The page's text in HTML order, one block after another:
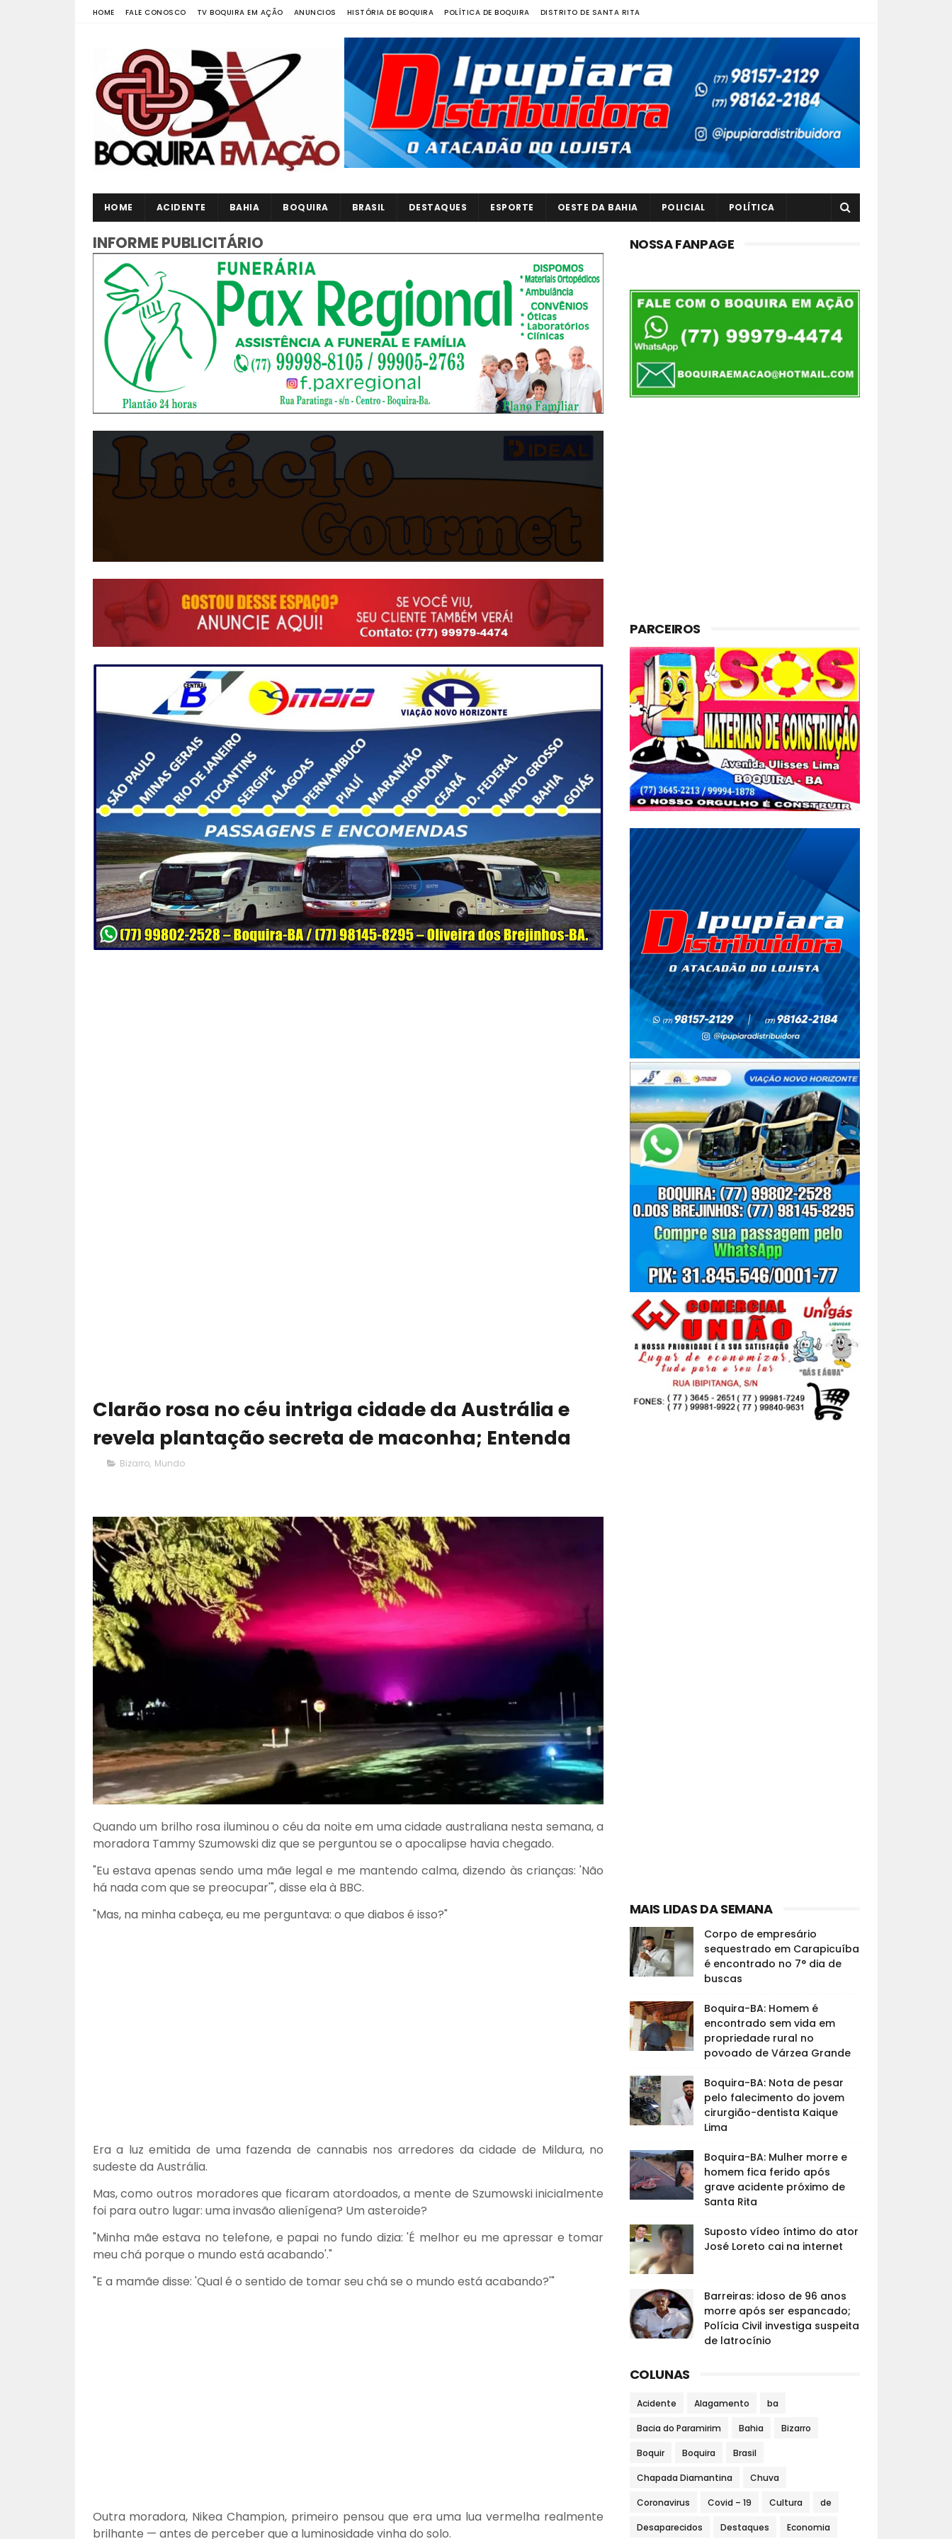
HOME FALE CONOSCO TV BOQUIRA EM AÇÃO ANUNCIOS HISTÓRIA DE BOQUIRA POLÍTICA DE BOQUIRA DISTRITO DE SANTA RITA
HOME ACIDENTE BAHIA BOQUIRA BRASIL DESTAQUES ESPORTE OESTE DA BAHIA POLICIAL POLÍTICA
INFORME PUBLICITÁRIO
Clarão rosa no céu intriga cidade da Austrália e
revela plantação secreta de maconha; Entenda
Bizarro, Mundo
Quando um brilho rosa iluminou o céu da noite em uma cidade australiana nesta semana, a
moradora Tammy Szumowski diz que se perguntou se o apocalipse havia chegado.
"Eu estava apenas sendo uma mãe legal e me mantendo calma, dizendo às crianças: 'Não
há nada com que se preocupar'", disse ela à BBC.
"Mas, na minha cabeça, eu me perguntava: o que diabos é isso?"
Era a luz emitida de uma fazenda de cannabis nos arredores da cidade de Mildura, no
sudeste da Austrália.
Mas, como outros moradores que ficaram atordoados, a mente de Szumowski inicialmente
foi para outro lugar: uma invasão alienígena? Um asteroide?
"Minha mãe estava no telefone, e papai no fundo dizia: 'É melhor eu me apressar e tomar
meu chá porque o mundo está acabando'."
"E a mamãe disse: 'Qual é o sentido de tomar seu chá se o mundo está acabando?'"
Outra moradora, Nikea Champion, primeiro pensou que era uma lua vermelha realmente
brilhante — antes de perceber que a luminosidade vinha do solo.
NOSSA FANPAGE
PARCEIROS
MAIS LIDAS DA SEMANA
Corpo de empresário
sequestrado em Carapicuíba
é encontrado no 7° dia de
buscas
Boquira-BA: Homem é
encontrado sem vida em
propriedade rural no
povoado de Várzea Grande
Boquira-BA: Nota de pesar
pelo falecimento do jovem
cirurgião-dentista Kaique
Lima
Boquira-BA: Mulher morre e
homem fica ferido após
grave acidente próximo de
Santa Rita
Suposto vídeo íntimo do ator
José Loreto cai na internet
Barreiras: idoso de 96 anos
morre após ser espancado;
Polícia Civil investiga suspeita
de latrocínio
COLUNAS
Acidente Alagamento ba
Bacia do Paramirim Bahia Bizarro
Boquir Boquira Brasil
Chapada Diamantina Chuva
Coronavirus Covid – 19 Cultura de
Desaparecidos Destaques Economia